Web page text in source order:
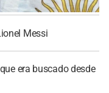
Messi
era buscado desde